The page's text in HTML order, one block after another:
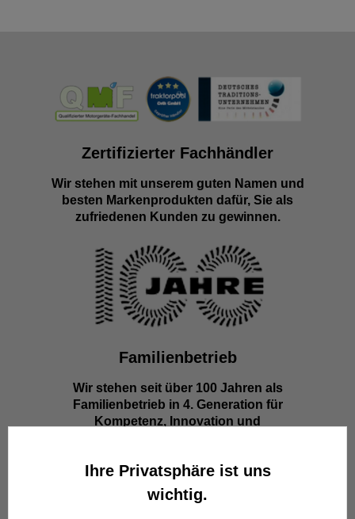
Zertifizierter Fachhändler
Wir stehen mit unserem guten Namen und
besten Markenprodukten dafür, Sie als
zufriedenen Kunden zu gewinnen.
Familienbetrieb
Wir stehen seit über 100 Jahren als
Familienbetrieb in 4. Generation für
Kompetenz, Innovation und
Ihre Privatsphäre ist uns
wichtig.